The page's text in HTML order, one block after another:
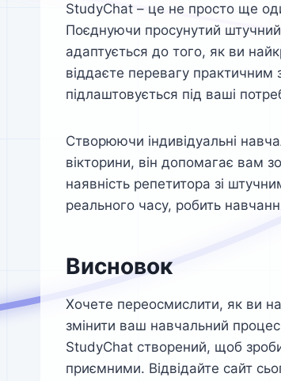
StudyChat – це не просто ще
Поєднуючи просунутий штучний
адаптується до того, як ви
віддаєте перевагу
підлаштовується під ваші
Створюючи індивідуальні
вікторини, він допомагає вам
наявність репетитора зі
реального часу, робить
Висновок
Хочете переосмислити, як ви
змінити ваш навчальний
StudyChat створений, щоб
приємними. Відвідайте сайт